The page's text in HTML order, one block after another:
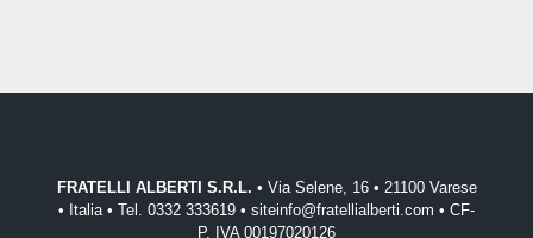
FRATELLI ALBERTI S.R.L. • Via Selene, 16 • 21100 Varese
• Italia • Tel. 0332 333619 • siteinfo@fratellialberti.com • CF-
P. IVA 00197020126